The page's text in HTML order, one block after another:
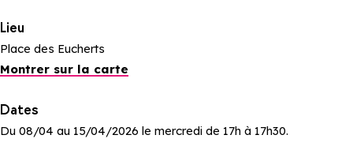
Lieu
Place des Eucherts
Montrer sur la carte
Dates
Du 08/04 au 15/04/2026 le mercredi de 17h à 17h30.